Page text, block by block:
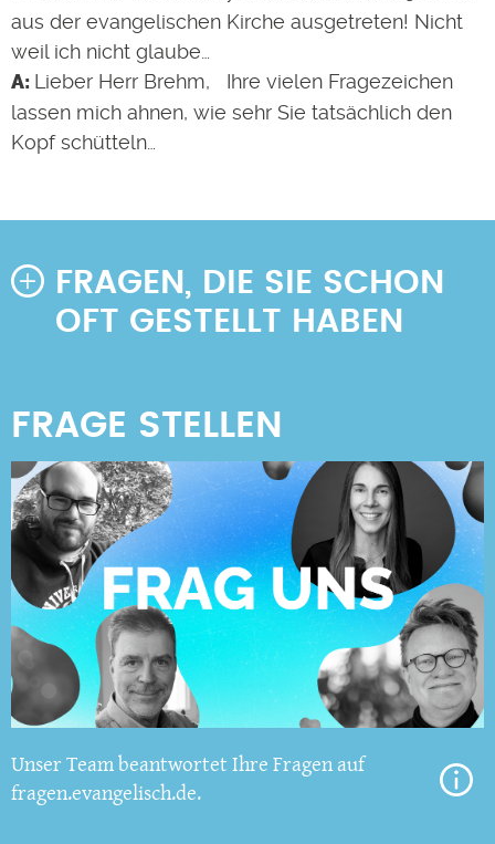
aus der evangelischen Kirche ausgetreten! Nicht
weil ich nicht glaube…
Lieber Herr Brehm, Ihre vielen Fragezeichen
lassen mich ahnen, wie sehr Sie tatsächlich den
Kopf schütteln…
FRAGEN, DIE SIE SCHON
OFT GESTELLT HABEN
Unser Team beantwortet Ihre Fragen auf
fragen.evangelisch.de.